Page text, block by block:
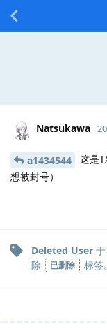
Natsukawa
a1434544
这是
想被封号）
Deleted User 于
除
已删除 标签。